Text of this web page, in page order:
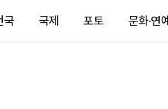
국 국제 포토 문화·연예